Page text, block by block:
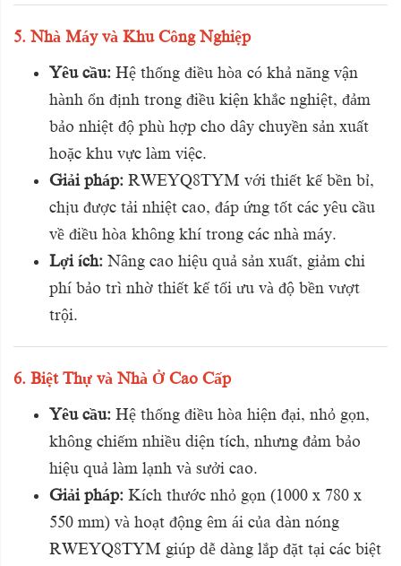
5. Nhà Máy và Khu Công Nghiệp
Yêu cầu: Hệ thống điều hòa có khả năng vận
hành ổn định trong điều kiện khắc nghiệt, đảm
bảo nhiệt độ phù hợp cho dây chuyền sản xuất
hoặc khu vực làm việc.
Giải pháp: RWEYQ8TYM với thiết kế bền bỉ,
chịu được tải nhiệt cao, đáp ứng tốt các yêu cầu
về điều hòa không khí trong các nhà máy.
Lợi ích: Nâng cao hiệu quả sản xuất, giảm chi
phí bảo trì nhờ thiết kế tối ưu và độ bền vượt
trội.
6. Biệt Thự và Nhà Ở Cao Cấp
Yêu cầu: Hệ thống điều hòa hiện đại, nhỏ gọn,
không chiếm nhiều diện tích, nhưng đảm bảo
hiệu quả làm lạnh và sưởi cao.
Giải pháp: Kích thước nhỏ gọn (1000 x 780 x
550 mm) và hoạt động êm ái của dàn nóng
RWEYQ8TYM giúp dễ dàng lắp đặt tại các biệt